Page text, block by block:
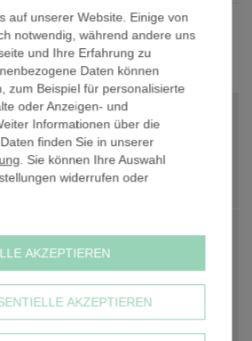
auf unserer Website. Einige von
notwendig, während andere uns
und Ihre Erfahrung zu
Daten können
zum Beispiel für personalisierte
oder Anzeigen- und
Informationen über die
finden Sie in unserer
. Sie können Ihre Auswahl
widerrufen oder
AKZEPTIEREN
AKZEPTIEREN
/ Material: Gusseisen.
Infos
22,88 €
4,35 €
inkl. 19% USt, zzgl.Versandkosten